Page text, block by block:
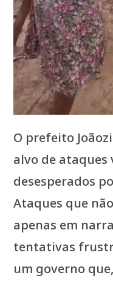
O prefeito
alvo de ataques
desesperados
Ataques que
apenas em
tentativas
um governo